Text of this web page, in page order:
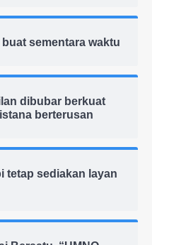
sementara waktu
dibubar berkuat
berterusan
tetap sediakan layan